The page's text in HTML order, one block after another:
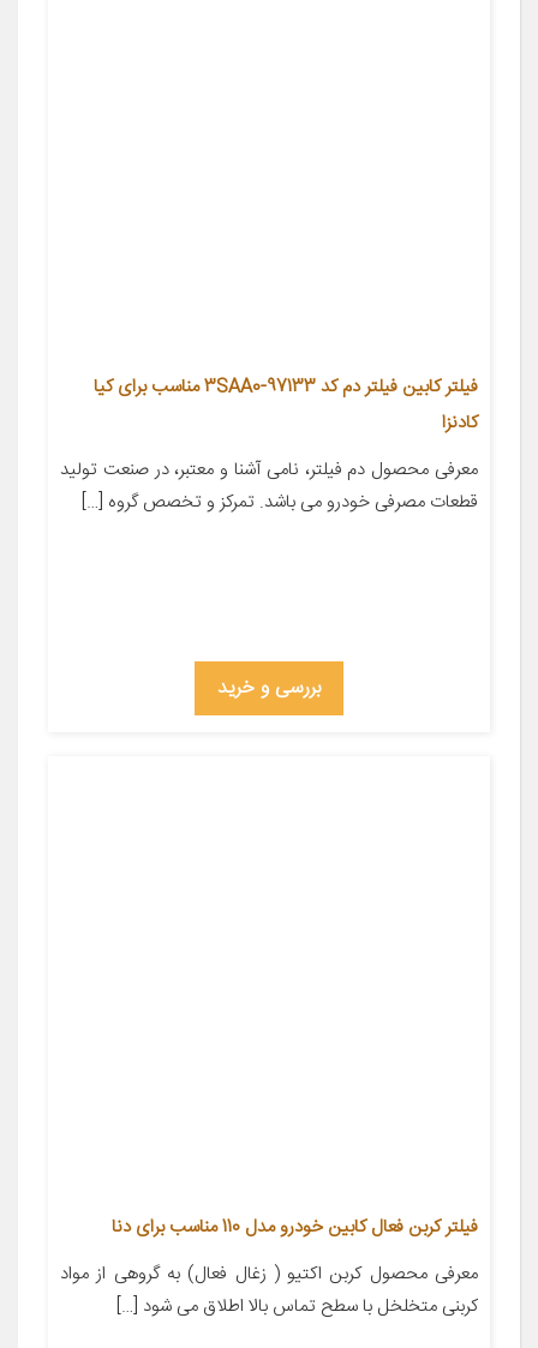
فیلتر کابین فیلتر دم کد 97133-3SAA0 مناسب برای کیا
کادنزا
معرفی محصول دم فیلتر، نامی آشنا و معتبر، در صنعت تولید
قطعات مصرفی خودرو می باشد. تمرکز و تخصص گروه […]
بررسی و خرید
فیلتر کربن فعال کابین خودرو مدل 110 مناسب برای دنا
معرفی محصول کربن اکتیو ( زغال فعال) به گروهی از مواد
کربنی متخلخل با سطح تماس بالا اطلاق می شود […]